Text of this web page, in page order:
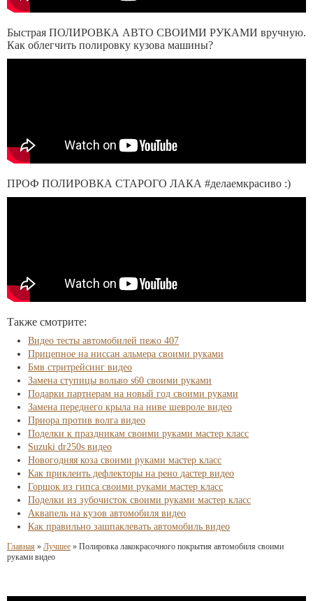
Быстрая ПОЛИРОВКА АВТО СВОИМИ РУКАМИ вручную.
Как облегчить полировку кузова машины?
ПРОФ ПОЛИРОВКА СТАРОГО ЛАКА #делаемкрасиво :)
Также смотрите:
Видео тесты автомобилей пежо 407
Прицепное на ниссан альмера своими руками
Бмв стритрейсинг видео
Замена ступицы вольво s60 своими руками
Подарки партнерам на новый год своими руками
Замена переднего крыла на ниве шевроле видео
Приора против волга видео
Поделки к праздникам своими руками мастер класс
Suzuki dr250s видео
Новогодняя коза своими руками мастер класс
Как приклеить дефлекторы на рено дастер видео
Горшок из гипса своими руками мастер класс
Поделки из зубочисток своими руками мастер класс
Аквапель на кузов автомобиля видео
Как правильно зашпаклевать автомобиль видео
Главная » Лучшее » Полировка лакокрасочного покрытия автомобиля своими
руками видео